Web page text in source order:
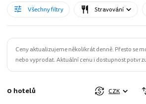
Všechny filtry Stravování
Ceny aktualizujeme několikrát denně. Přesto se
nebo vyprodat. Aktuální cenu i dostupnost
0 hotelů CZK